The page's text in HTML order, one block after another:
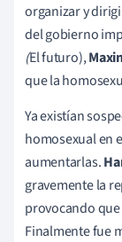
organizar y
del gobierno
(El futuro),
que la
Ya existían
homosexual en
aumentarlas.
gravemente la
provocando
Finalmente fue